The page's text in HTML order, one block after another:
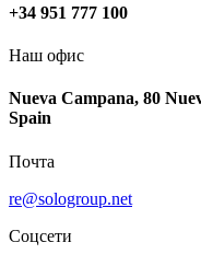
+34 951 777 100
Наш офис
Nueva Campana, 80
Spain
Почта
re@sologroup.net
Соцсети